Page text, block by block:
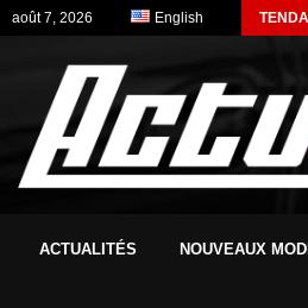
août 7, 2026 English
ACTUALITÉS NOUVEAUX